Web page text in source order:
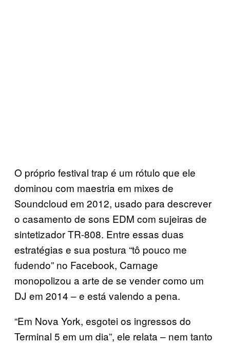
O próprio festival trap é um rótulo que ele
dominou com maestria em mixes de
Soundcloud em 2012, usado para descrever
o casamento de sons EDM com sujeiras de
sintetizador TR-808. Entre essas duas
estratégias e sua postura “tô pouco me
fudendo” no Facebook, Carnage
monopolizou a arte de se vender como um
DJ em 2014 – e está valendo a pena.
“Em Nova York, esgotei os ingressos do
Terminal 5 em um dia”, ele relata – nem tanto